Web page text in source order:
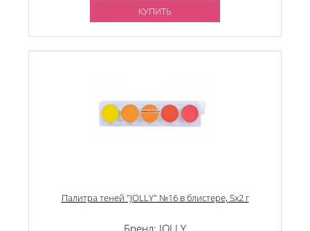
КУПИТЬ
Палитра теней "JOLLY" №16 в блистере, 5х2 г
Бренд: JOLLY